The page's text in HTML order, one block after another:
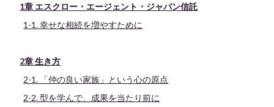
1章 エスクロー・エージェント・ジャパン信託
1-1. 幸せな相続を増やすために
2章 生き方
2-1. 「仲の良い家族」という心の原点
2-2. 型を学んで、成果を当たり前に